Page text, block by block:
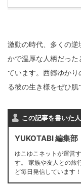
激動の時代、多くの
かで温厚な人柄だっ
ています。西郷ゆか
る彼の生き様をぜひ肌
この記事を書いた人
YUKOTABI 編集部
ゆこゆこネットが運営
す。 家族や友人との旅
ど毎日発信しています！